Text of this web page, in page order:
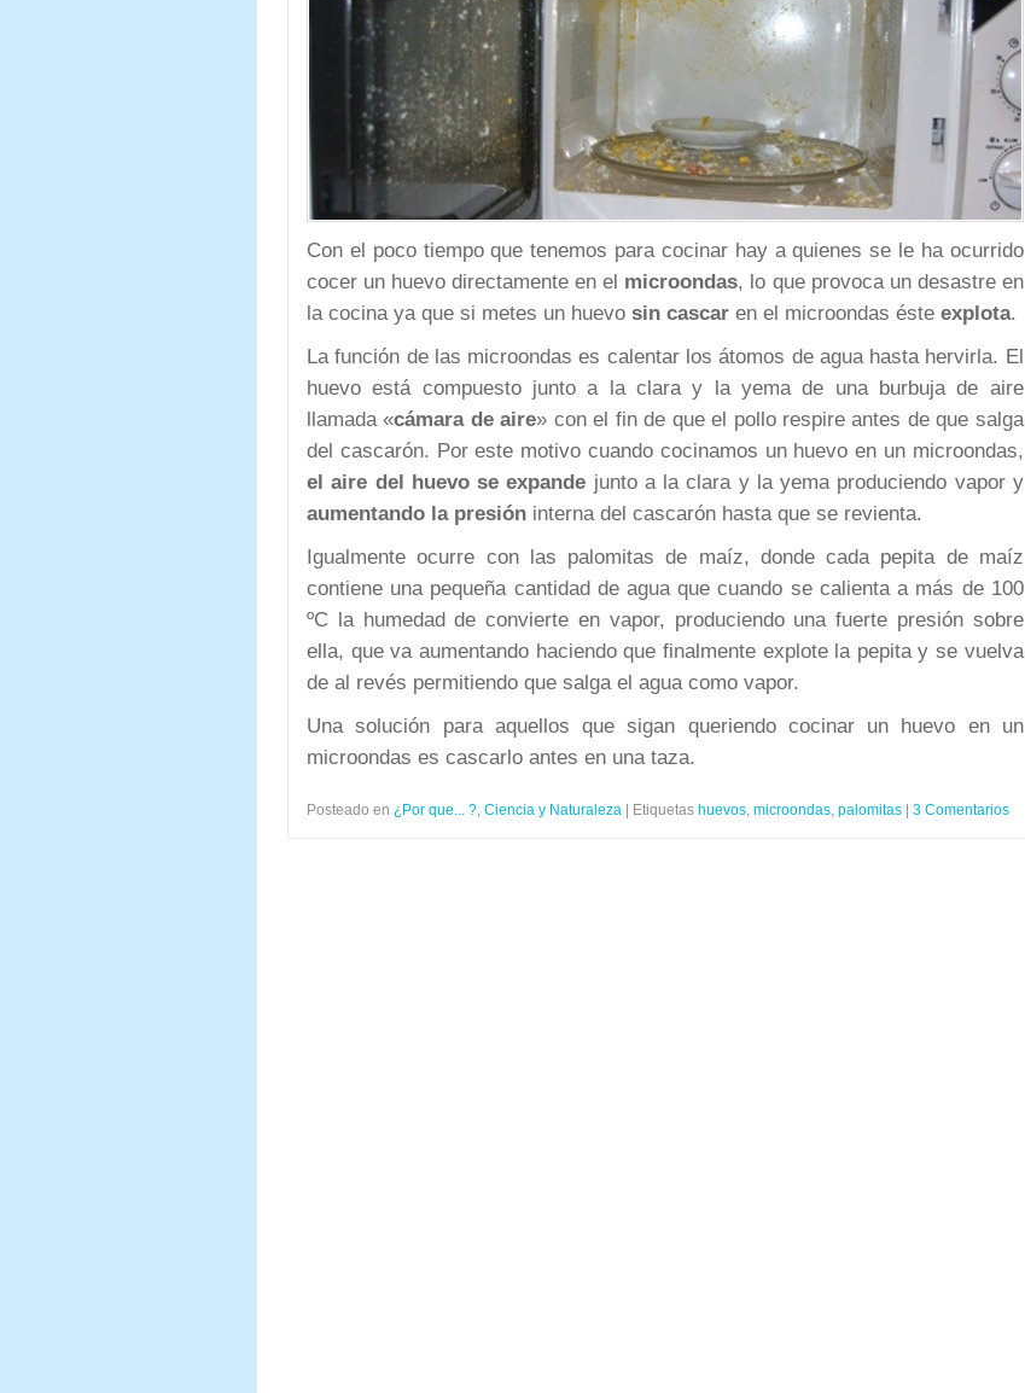
Con el poco tiempo que tenemos para cocinar hay a quienes se le ha ocurrido
cocer un huevo directamente en el microondas, lo que provoca un desastre en
la cocina ya que si metes un huevo sin cascar en el microondas éste explota.
La función de las microondas es calentar los átomos de agua hasta hervirla. El
huevo está compuesto junto a la clara y la yema de una burbuja de aire
llamada «cámara de aire» con el fin de que el pollo respire antes de que salga
del cascarón. Por este motivo cuando cocinamos un huevo en un microondas,
el aire del huevo se expande junto a la clara y la yema produciendo vapor y
aumentando la presión interna del cascarón hasta que se revienta.
Igualmente ocurre con las palomitas de maíz, donde cada pepita de maíz
contiene una pequeña cantidad de agua que cuando se calienta a más de 100
ºC la humedad de convierte en vapor, produciendo una fuerte presión sobre
ella, que va aumentando haciendo que finalmente explote la pepita y se vuelva
de al revés permitiendo que salga el agua como vapor.
Una solución para aquellos que sigan queriendo cocinar un huevo en un
microondas es cascarlo antes en una taza.
Posteado en ¿Por que... ?, Ciencia y Naturaleza Etiquetas huevos, microondas, palomitas 3 Comentarios